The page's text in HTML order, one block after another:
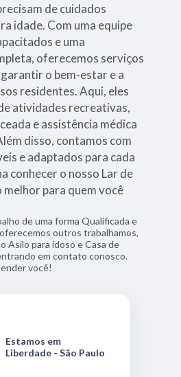
de cuidados
idade. Com uma equipe
e uma
oferecemos serviços
o bem-estar e a
residentes. Aqui, eles
atividades recreativas,
e assistência médica
disso, contamos com
e adaptados para cada
conhecer o nosso Lar de
melhor para quem você
de uma forma Qualificada e
outros trabalhamos,
Asilo para idoso e Casa de
em contato conosco.
você!
Estamos em
Liberdade - São Paulo